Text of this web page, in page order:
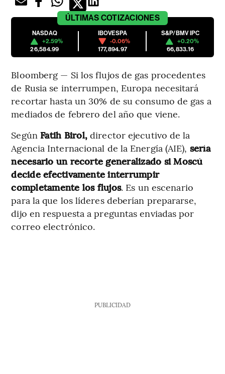
ÚLTIMAS COTIZACIONES
NASDAQ
+2.59%
26,584.99
IBOVESPA
-0.06%
177,894.97
S&P/BMV IPC
+0.20%
66,833.16
Bloomberg — Si los flujos de gas procedentes
de Rusia se interrumpen, Europa necesitará
recortar hasta un 30% de su consumo de gas a
mediados de febrero del año que viene.
SegúnFatih Birol, director ejecutivo de la
Agencia Internacional de la Energía (AIE), sería
necesario un recorte generalizado si Moscú
decide efectivamente interrumpir
completamente los flujos. Es un escenario
para la que los líderes deberían prepararse,
dijo en respuesta a preguntas enviadas por
correo electrónico.
PUBLICIDAD